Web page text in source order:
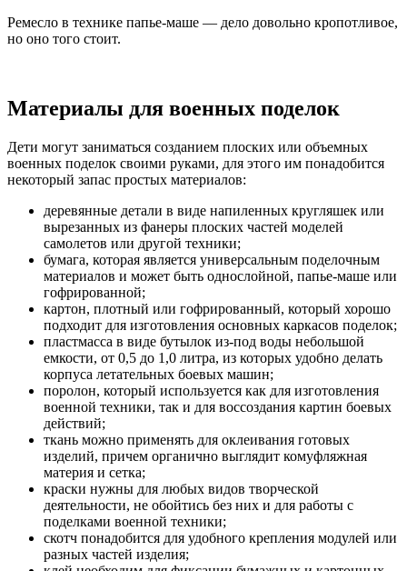
Ремесло в технике папье-маше — дело довольно кропотливое,
но оно того стоит.
Материалы для военных поделок
Дети могут заниматься созданием плоских или объемных
военных поделок своими руками, для этого им понадобится
некоторый запас простых материалов:
деревянные детали в виде напиленных кругляшек или
вырезанных из фанеры плоских частей моделей
самолетов или другой техники;
бумага, которая является универсальным поделочным
материалов и может быть однослойной, папье-маше или
гофрированной;
картон, плотный или гофрированный, который хорошо
подходит для изготовления основных каркасов поделок;
пластмасса в виде бутылок из-под воды небольшой
емкости, от 0,5 до 1,0 литра, из которых удобно делать
корпуса летательных боевых машин;
поролон, который используется как для изготовления
военной техники, так и для воссоздания картин боевых
действий;
ткань можно применять для оклеивания готовых
изделий, причем органично выглядит комуфляжная
материя и сетка;
краски нужны для любых видов творческой
деятельности, не обойтись без них и для работы с
поделками военной техники;
скотч понадобится для удобного крепления модулей или
разных частей изделия;